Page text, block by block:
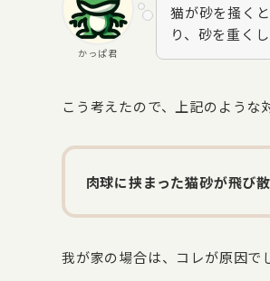
かっぱ君
猫が砂を掻く
り、砂を重く
こう考えたので、上記のような
肉球に挟まった猫砂が飛び
我が家の場合は、コレが原因で